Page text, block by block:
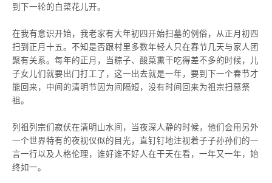
到下一轮的白菜花儿开。
在我有意识开始，我老家有大年初四开始扫墓的例俗，从正月初四
扫到正月十五。不知是否跟村里多数年轻人只在春节几天与家人团
聚有关系。每年的正月，当粽子、酸菜熏干吃得差不多的时候，儿
子女儿们就要出门打工了，这一出去就是一年，要到下一个春节才
能回来，中间的清明节因为间隔短，没有时间回来为祖宗扫墓祭
祖。
列祖列宗们寂伏在清明山水间，当夜深人静的时候，他们会用另外
一个世界特有的夜视仪似的目光，直钉钉地注视着子子孙孙们的一
言一行以及人格伦理，谁好谁不好人在干天在看，一年又一年，始
终如一。